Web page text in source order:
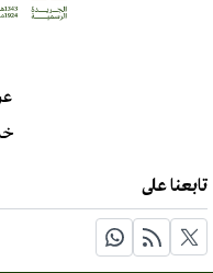
تابعنا على